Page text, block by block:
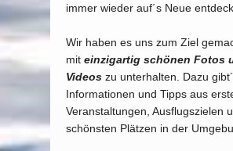
immer wieder auf´s Neue
Wir haben es uns zum Ziel
mit einzigartig schönen Fotos
Videos zu unterhalten. Dazu
Informationen und Tipps aus
Veranstaltungen, Ausflugszielen
schönsten Plätzen in der